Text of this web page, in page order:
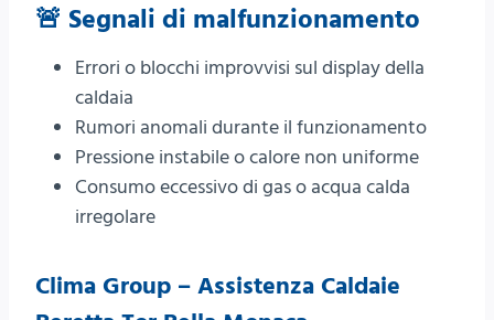
🚨 Segnali di malfunzionamento
Errori o blocchi improvvisi sul display della
caldaia
Rumori anomali durante il funzionamento
Pressione instabile o calore non uniforme
Consumo eccessivo di gas o acqua calda
irregolare
Clima Group – Assistenza Caldaie